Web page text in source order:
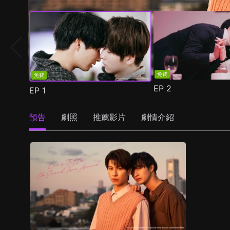
免費
EP 1
免費
EP 2
預告 劇照 推薦影片 劇情介紹